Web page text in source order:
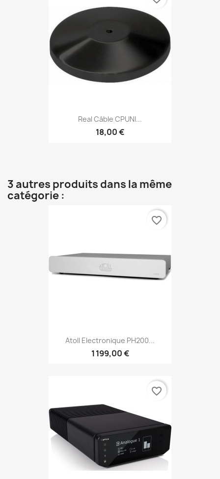
Real Câble CPUNI...
18,00 €
3 autres produits dans la même
catégorie :
Atoll Electronique PH200...
1 199,00 €
favorite_border
favorite_border